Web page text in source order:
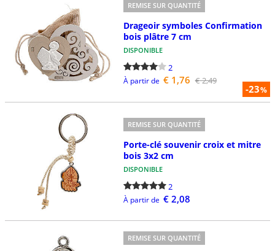
-23%
REMISE SUR QUANTITÉ
Drageoir symboles Confirmation
bois plâtre 7 cm
DISPONIBLE
2
À partir de € 1,76 € 2,49
REMISE SUR QUANTITÉ
Porte-clé souvenir croix et mitre
bois 3x2 cm
DISPONIBLE
2
À partir de € 2,08
REMISE SUR QUANTITÉ